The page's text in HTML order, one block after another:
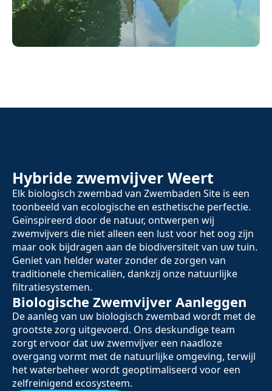
Hybride zwemvijver Weert
Elk biologisch zwembad van Zwembaden Site is een
toonbeeld van ecologische en esthetische perfectie.
Geïnspireerd door de natuur, ontwerpen wij
zwemvijvers die niet alleen een lust voor het oog zijn
maar ook bijdragen aan de biodiversiteit van uw tuin.
Geniet van helder water zonder de zorgen van
traditionele chemicaliën, dankzij onze natuurlijke
filtratiesystemen.
Biologische Zwemvijver Aanleggen
De aanleg van uw biologisch zwembad wordt met de
grootste zorg uitgevoerd. Ons deskundige team
zorgt ervoor dat uw zwemvijver een naadloze
overgang vormt met de natuurlijke omgeving, terwijl
het waterbeheer wordt geoptimaliseerd voor een
zelfreinigend ecosysteem.